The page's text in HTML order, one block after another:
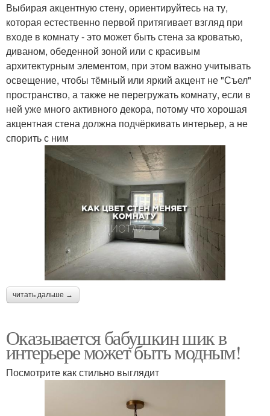
Выбирая акцентную стену, ориентируйтесь на ту,
которая естественно первой притягивает взгляд при
входе в комнату - это может быть стена за кроватью,
диваном, обеденной зоной или с красивым
архитектурным элементом, при этом важно учитывать
освещение, чтобы тёмный или яркий акцент не "Съел"
пространство, а также не перегружать комнату, если в
ней уже много активного декора, потому что хорошая
акцентная стена должна подчёркивать интерьер, а не
спорить с ним
читать дальше →
Оказывается бабушкин шик в
интерьере может быть модным!
Посмотрите как стильно выглядит